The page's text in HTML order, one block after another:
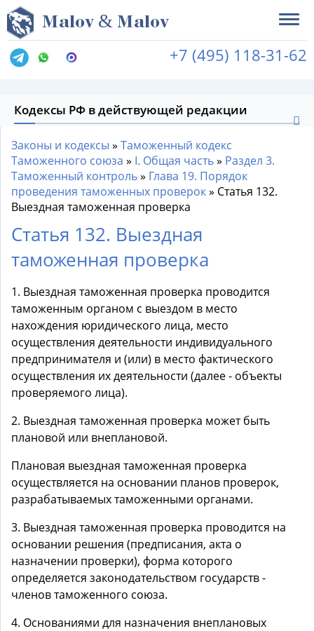
Malov & Malov
+7 (495) 118-31-62
Кодексы РФ в действующей редакции
Законы и кодексы » Таможенный кодекс
Таможенного союза » I. Общая часть» Раздел 3.
Таможенный контроль» Глава 19. Порядок
проведения таможенных проверок» Статья 132.
Выездная таможенная проверка
Статья 132. Выездная
таможенная проверка
1. Выездная таможенная проверка проводится
таможенным органом с выездом в место
нахождения юридического лица, место
осуществления деятельности индивидуального
предпринимателя и (или) в место фактического
осуществления их деятельности (далее - объекты
проверяемого лица).
2. Выездная таможенная проверка может быть
плановой или внеплановой.
Плановая выездная таможенная проверка
осуществляется на основании планов проверок,
разрабатываемых таможенными органами.
3. Выездная таможенная проверка проводится на
основании решения (предписания, акта о
назначении проверки), форма которого
определяется законодательством государств -
членов таможенного союза.
4. Основаниями для назначения внеплановых